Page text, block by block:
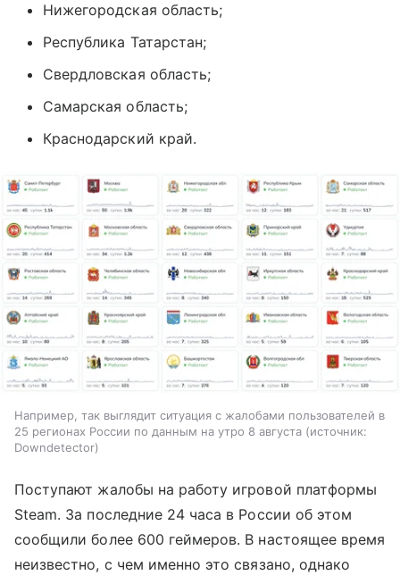
Нижегородская область;
Республика Татарстан;
Свердловская область;
Самарская область;
Краснодарский край.
Например, так выглядит ситуация с жалобами пользователей в
25 регионах России по данным на утро 8 августа
источник:
Downdetector
Поступают жалобы на работу игровой платформы
Steam. За последние 24 часа в России об этом
сообщили более 600 геймеров. В настоящее время
неизвестно, с чем именно это связано, однако